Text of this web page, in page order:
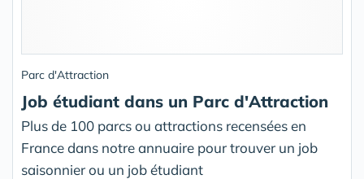
Parc d'Attraction
Job étudiant dans un Parc d'Attraction
Plus de 100 parcs ou attractions recensées en
France dans notre annuaire pour trouver un job
saisonnier ou un job étudiant